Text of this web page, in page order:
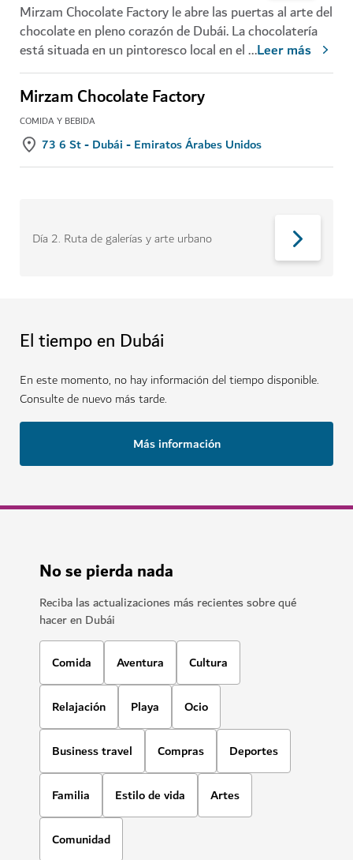
Mirzam Chocolate Factory le abre las puertas al arte del
chocolate en pleno corazón de Dubái. La chocolatería
está situada en un pintoresco local en el...Leer más
Mirzam Chocolate Factory
COMIDA Y BEBIDA
73 6 St - Dubái - Emiratos Árabes Unidos
Día 2. Ruta de galerías y arte urbano
El tiempo en Dubái
En este momento, no hay información del tiempo disponible.
Consulte de nuevo más tarde.
Más información
No se pierda nada
Reciba las actualizaciones más recientes sobre qué
hacer en Dubái
Comida Aventura Cultura
Relajación Playa Ocio
Business travel Compras Deportes
Familia Estilo de vida Artes
Comunidad